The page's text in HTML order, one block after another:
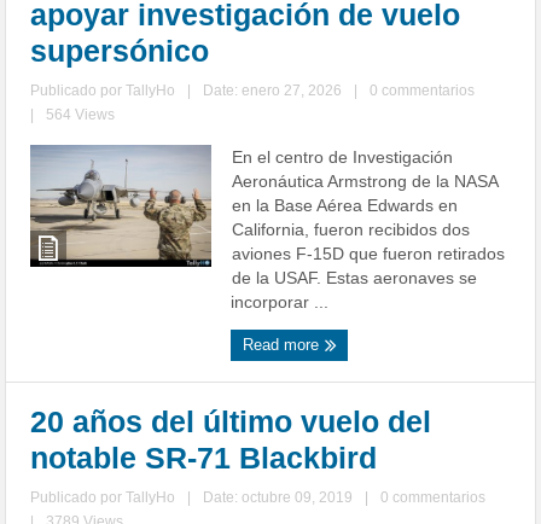
apoyar investigación de vuelo
supersónico
Publicado porTallyHo Date: enero 27, 2026
0 commentarios
564 Views
En el centro de Investigación
Aeronáutica Armstrong de la NASA
en la Base Aérea Edwards en
California, fueron recibidos dos
aviones F-15D que fueron retirados
de la USAF. Estas aeronaves se
incorporar ...
Read more
20 años del último vuelo del
notable SR-71 Blackbird
Publicado porTallyHo Date: octubre 09, 2019
0 commentarios